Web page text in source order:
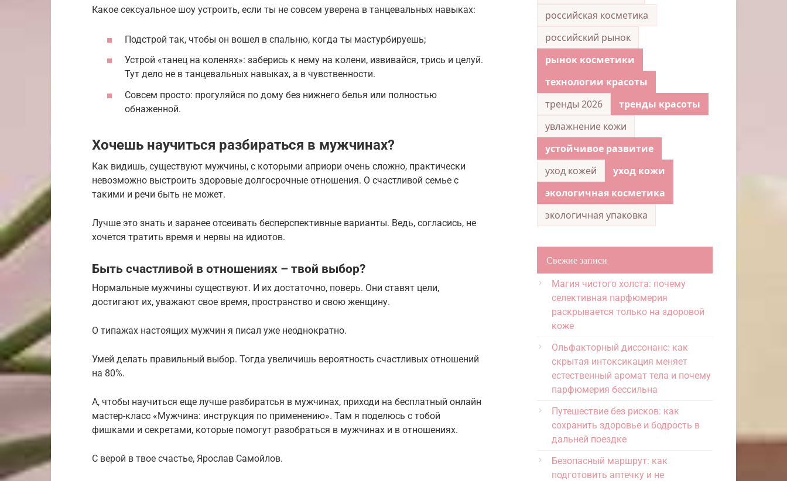
Какое сексуальное шоу устроить, если ты не совсем уверена в танцевальных навыках:
Подстрой так, чтобы он вошел в спальню, когда ты мастурбируешь;
Устрой «танец на коленях»: заберись к нему на колени, извивайся, трись и целуй.
Тут дело не в танцевальных навыках, а в чувственности.
Совсем просто: прогуляйся по дому без нижнего белья или полностью
обнаженной.
Хочешь научиться разбираться в мужчинах?
Как видишь, существуют мужчины, с которыми априори очень сложно, практически
невозможно выстроить здоровые долгосрочные отношения. О счастливой семье с
такими и речи быть не может.
Лучше это знать и заранее отсеивать бесперспективные варианты. Ведь, согласись, не
хочется тратить время и нервы на идиотов.
Быть счастливой в отношениях – твой выбор?
Нормальные мужчины существуют. И их достаточно, поверь. Они ставят цели,
достигают их, уважают свое время, пространство и свою женщину.
О типажах настоящих мужчин я писал уже неоднократно.
Умей делать правильный выбор. Тогда увеличишь вероятность счастливых отношений
на 80%.
А, чтобы научиться еще лучше разбиратсья в мужчинах, приходи на бесплатный онлайн
мастер-класс «Мужчина: инструкция по применению». Там я поделюсь с тобой
фишками и секретами, которые помогут разобраться в мужчинах и в отношениях.
С верой в твое счастье, Ярослав Самойлов.
российская косметика
российский рынок
рынок косметики
технологии красоты
тренды 2026
тренды красоты
увлажнение кожи
устойчивое развитие
уход кожей
уход кожи
экологичная косметика
экологичная упаковка
Свежие записи
Магия чистого холста: почему
селективная парфюмерия
раскрывается только на здоровой
коже
Ольфакторный диссонанс: как
скрытая интоксикация меняет
естественный аромат тела и почему
парфюмерия бессильна
Путешествие без рисков: как
сохранить здоровье и бодрость в
дальней поездке
Безопасный маршрут: как
подготовить аптечку и не